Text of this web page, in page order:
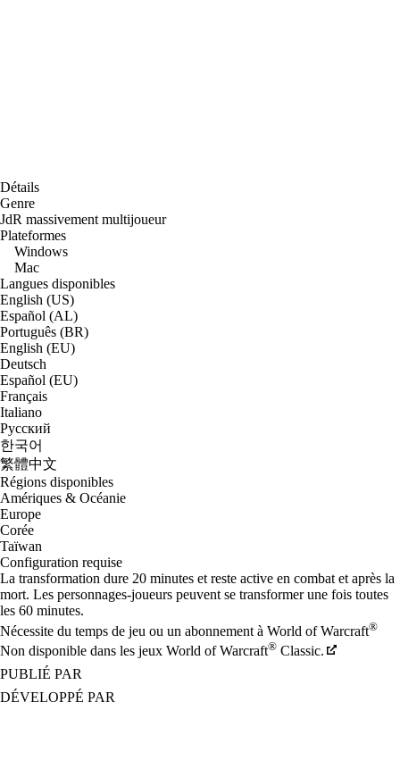
Détails
Genre
JdR massivement multijoueur
Plateformes
Windows
Mac
Langues disponibles
English (US)
Español (AL)
Português (BR)
English (EU)
Deutsch
Español (EU)
Français
Italiano
Русский
한국어
繁體中文
Régions disponibles
Amériques & Océanie
Europe
Corée
Taïwan
Configuration requise
La transformation dure 20 minutes et reste active en combat et après la
mort. Les personnages-joueurs peuvent se transformer une fois toutes
les 60 minutes.
Nécessite du temps de jeu ou un abonnement à World of Warcraft®
Non disponible dans les jeux World of Warcraft® Classic.
PUBLIÉ PAR
DÉVELOPPÉ PAR